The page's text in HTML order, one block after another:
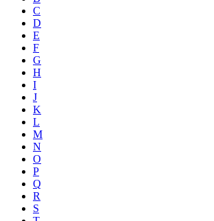
C
D
E
F
G
H
I
J
K
L
M
N
O
P
Q
R
S